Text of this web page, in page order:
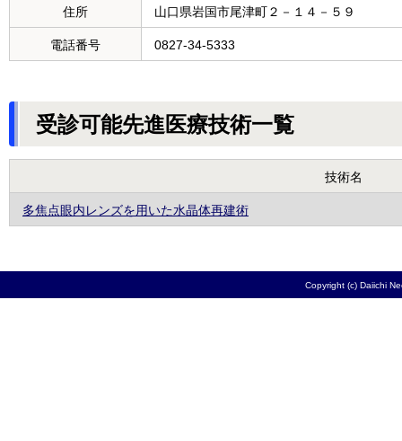
住所 山口県岩国市尾津町２－１４－５９
電話番号 0827-34-5333
受診可能先進医療技術一覧
技術名
多焦点眼内レンズを用いた水晶体再建術
Copyright (c) Daiichi